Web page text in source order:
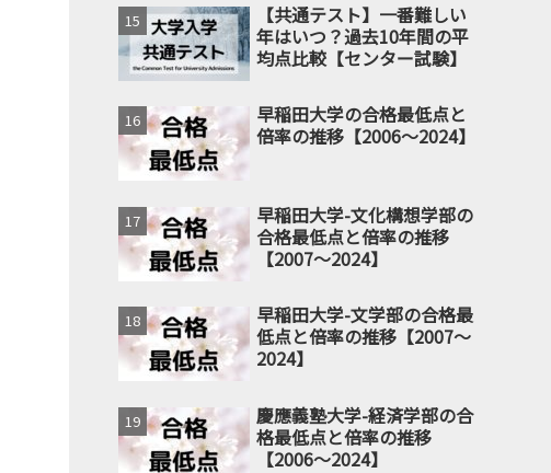
【共通テスト】一番難しい
年はいつ？過去10年間の平
均点比較【センター試験】
早稲田大学の合格最低点と
倍率の推移【2006～2024】
早稲田大学-文化構想学部の
合格最低点と倍率の推移
【2007～2024】
早稲田大学-文学部の合格最
低点と倍率の推移【2007～
2024】
慶應義塾大学-経済学部の合
格最低点と倍率の推移
【2006～2024】